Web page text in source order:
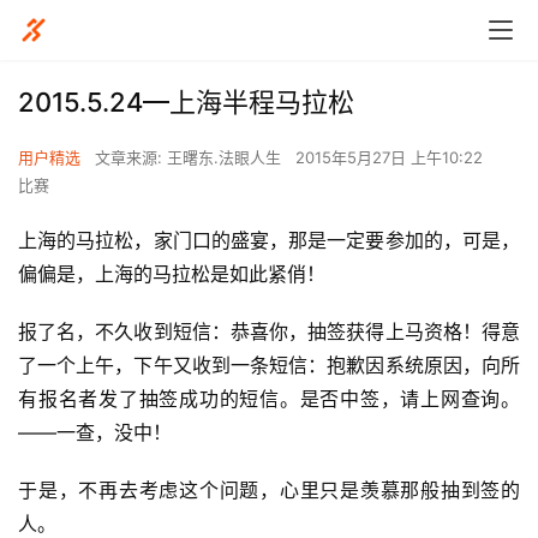
2015.5.24—上海半程马拉松
用户精选 文章来源: 王曙东.法眼人生
2015年5月27日 上午10:22
比赛
上海的马拉松，家门口的盛宴，那是一定要参加的，可是，
偏偏是，上海的马拉松是如此紧俏！
报了名，不久收到短信：恭喜你，抽签获得上马资格！得意
了一个上午，下午又收到一条短信：抱歉因系统原因，向所
有报名者发了抽签成功的短信。是否中签，请上网查询。
——一查，没中！
于是，不再去考虑这个问题，心里只是羡慕那般抽到签的
人。